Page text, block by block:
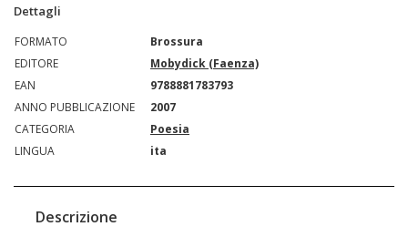
Dettagli
FORMATO
Brossura
EDITORE
Mobydick (Faenza)
EAN
9788881783793
ANNO PUBBLICAZIONE
2007
CATEGORIA
Poesia
LINGUA
ita
Descrizione